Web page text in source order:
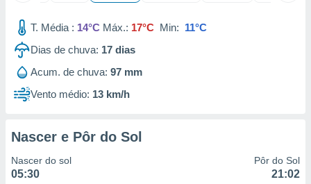
T. Média : 14°C Máx.: 17°C Min: 11°C
Dias de chuva: 17 dias
Acum. de chuva: 97 mm
Vento médio: 13 km/h
Nascer e Pôr do Sol
Nascer do sol
05:30
Pôr do Sol
21:02